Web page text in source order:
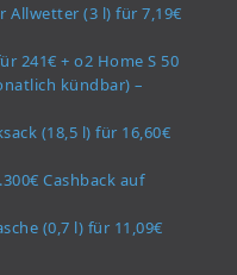
Allwetter (3 l) für 7,19€
241€ + o2 Home S 50
kündbar) –
(18,5 l) für 16,60€
Cashback auf
(0,7 l) für 11,09€